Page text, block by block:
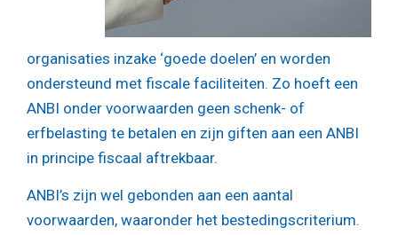
organisaties inzake ‘goede doelen’ en worden
ondersteund met fiscale faciliteiten. Zo hoeft een
ANBI onder voorwaarden geen schenk- of
erfbelasting te betalen en zijn giften aan een ANBI
in principe fiscaal aftrekbaar.
ANBI’s zijn wel gebonden aan een aantal
voorwaarden, waaronder het bestedingscriterium.